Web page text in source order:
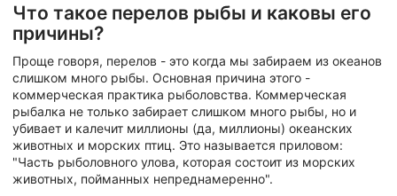
Что такое перелов рыбы и каковы его
причины?
Проще говоря, перелов - это когда мы забираем из океанов
слишком много рыбы. Основная причина этого -
коммерческая практика рыболовства. Коммерческая
рыбалка не только забирает слишком много рыбы, но и
убивает и калечит миллионы (да, миллионы) океанских
животных и морских птиц. Это называется приловом:
"Часть рыболовного улова, которая состоит из морских
животных, пойманных непреднамеренно".